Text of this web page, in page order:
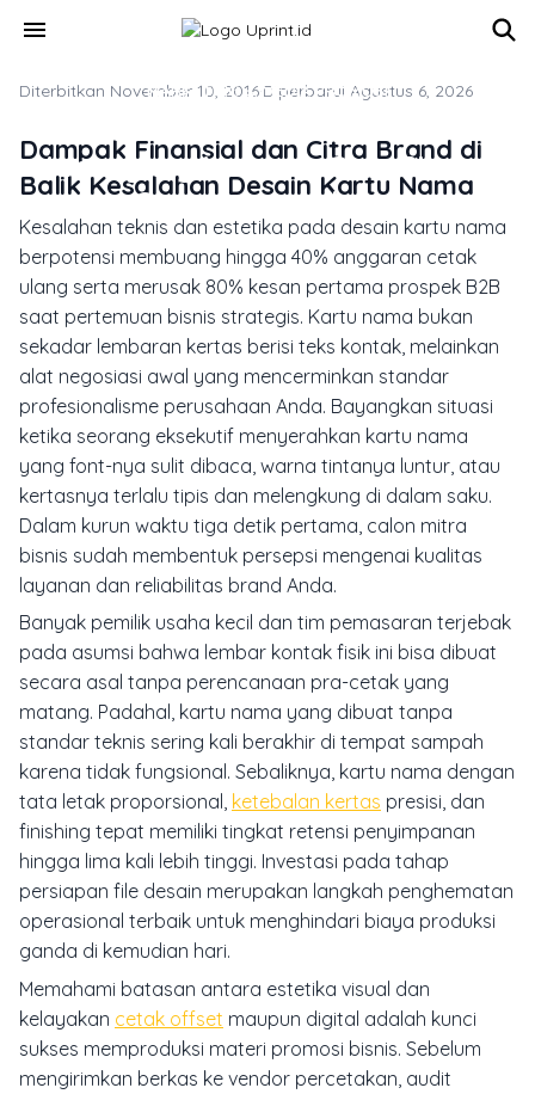
menu
MARKETING & MEDIA PROMOSI
4 Kesalahan Fatal Desain Kartu
Nama yang Merusak Citra Bisnis &
Cara Mencegahnya
Diterbitkan November 10, 2016·Diperbarui Agustus 6, 2026
Dampak Finansial dan Citra Brand di
Balik Kesalahan Desain Kartu Nama
Kesalahan teknis dan estetika pada desain kartu nama
berpotensi membuang hingga 40% anggaran cetak
ulang serta merusak 80% kesan pertama prospek B2B
saat pertemuan bisnis strategis. Kartu nama bukan
sekadar lembaran kertas berisi teks kontak, melainkan
alat negosiasi awal yang mencerminkan standar
profesionalisme perusahaan Anda. Bayangkan situasi
ketika seorang eksekutif menyerahkan kartu nama
yang font-nya sulit dibaca, warna tintanya luntur, atau
kertasnya terlalu tipis dan melengkung di dalam saku.
Dalam kurun waktu tiga detik pertama, calon mitra
bisnis sudah membentuk persepsi mengenai kualitas
layanan dan reliabilitas brand Anda.
Banyak pemilik usaha kecil dan tim pemasaran terjebak
pada asumsi bahwa lembar kontak fisik ini bisa dibuat
secara asal tanpa perencanaan pra-cetak yang
matang. Padahal, kartu nama yang dibuat tanpa
standar teknis sering kali berakhir di tempat sampah
karena tidak fungsional. Sebaliknya, kartu nama dengan
tata letak proporsional, ketebalan kertas presisi, dan
finishing tepat memiliki tingkat retensi penyimpanan
hingga lima kali lebih tinggi. Investasi pada tahap
persiapan file desain merupakan langkah penghematan
operasional terbaik untuk menghindari biaya produksi
ganda di kemudian hari.
Memahami batasan antara estetika visual dan
kelayakan cetak offset maupun digital adalah kunci
sukses memproduksi materi promosi bisnis. Sebelum
mengirimkan berkas ke vendor percetakan, audit